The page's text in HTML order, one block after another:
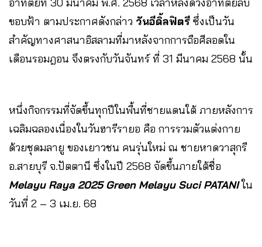
อาทิตย์ที่ 30 มีนาคม พ.ศ. 2568 เวลาหลังดวงอาทิตย์ลับ
ขอบฟ้า ตามประกาศดังกล่าว วันอีดิ้ลฟิตรี ซึ่งเป็นวัน
สำคัญทางศาสนาอิสลามที่มาหลังจากการถือศีลอดใน
เดือนรอมฎอน จึงตรงกับวันจันทร์ ที่ 31 มีนาคม 2568 นั้น
หนึ่งกิจกรรมที่จัดขึ้นทุกปีในพื้นที่ชายแดนใต้ ภายหลังการ
เฉลิมฉลองเนื่องในวันฮารีรายอ คือ การรวมตัวแต่งกาย
ด้วยชุดมลายู ของเยาวชน คนรุ่นใหม่ ณ ชายหาดวาสุกรี
อ.สายบุรี จ.ปัตตานี ซึ่งในปี 2568 จัดขึ้นภายใต้ชื่อ
Melayu Raya 2025 Green Melayu Suci PATANIใน
วันที่ 2 – 3 เม.ย. 68